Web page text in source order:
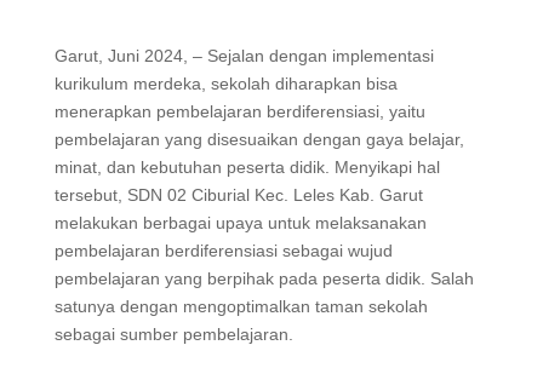
Garut, Juni 2024, – Sejalan dengan implementasi
kurikulum merdeka, sekolah diharapkan bisa
menerapkan pembelajaran berdiferensiasi, yaitu
pembelajaran yang disesuaikan dengan gaya belajar,
minat, dan kebutuhan peserta didik. Menyikapi hal
tersebut, SDN 02 Ciburial Kec. Leles Kab. Garut
melakukan berbagai upaya untuk melaksanakan
pembelajaran berdiferensiasi sebagai wujud
pembelajaran yang berpihak pada peserta didik. Salah
satunya dengan mengoptimalkan taman sekolah
sebagai sumber pembelajaran.